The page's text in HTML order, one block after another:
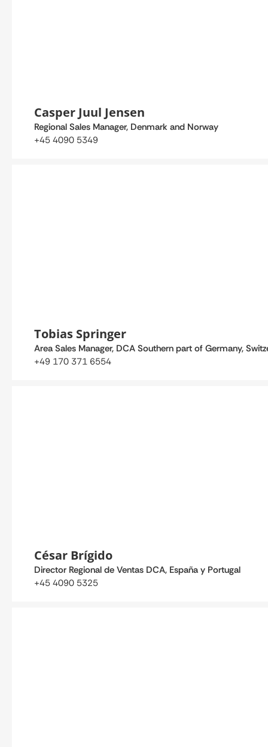
Casper Juul Jensen
Regional Sales Manager, Denmark and Norway
+45 4090 5349
Tobias Springer
Area Sales Manager, DCA Southern part of Germany,
+49 170 371 6554
César Brígido
Director Regional de Ventas DCA, España y Portugal
+45 4090 5325